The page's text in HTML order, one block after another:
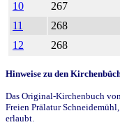
10
267
11
268
12
268
Hinweise zu den
Das Original-Kirchenbuch
Freien Prälatur
erlaubt.